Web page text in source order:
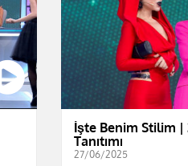
İşte Benim Stilim |
Tanıtımı
27/06/2025